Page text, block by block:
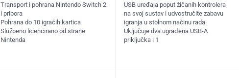
Transport i pohrana Nintendo Switch 2
i pribora
Pohrana do 10 igraćih kartica
Službeno licencirano od strane
Nintenda
USB uređaja poput žičanih kontrolera
na svoj sustav i udvostručite zabavu
igranja u stolnom načinu rada.
Uključuje dva ugrađena USB-A
priključka i 1